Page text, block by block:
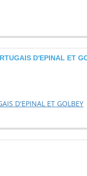
D'EPINAL ET
D'EPINAL ET GOLBEY